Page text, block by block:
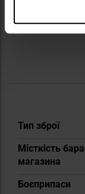
Докладніше
Тип зброї
Місткість
магазина
Боєприпаси